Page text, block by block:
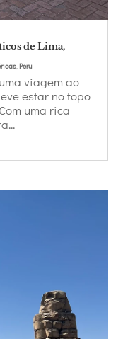
de Lima,
, Peru
viagem ao
estar no topo
uma rica